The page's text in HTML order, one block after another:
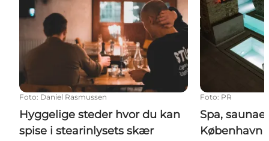
Foto: Daniel Rasmussen
Hyggelige steder hvor du kan
spise i stearinlysets skær
Foto: PR
Spa,
København